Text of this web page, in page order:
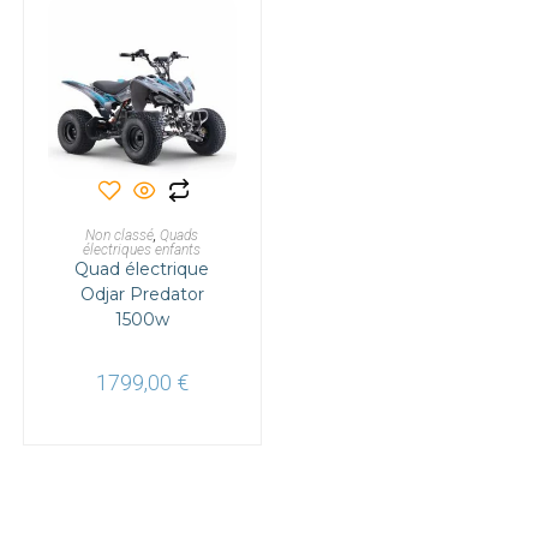
AJOUTER AU PANIER
Non classé,Quads
électriques enfants
Quad électrique
Odjar Predator
1500w
1799,00 €